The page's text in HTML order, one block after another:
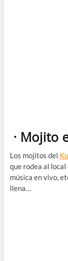
· Mojito
Los mojitos del
que rodea al local
música en vivo,
llena…